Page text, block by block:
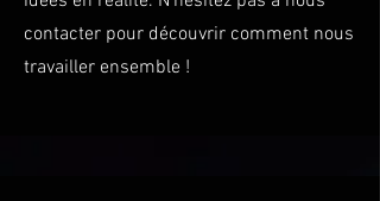
contacter pour découvrir comment nous
travailler ensemble !